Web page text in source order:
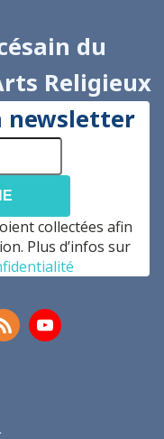
du
Religieux
newsletter
collectées afin
Plus d’infos sur